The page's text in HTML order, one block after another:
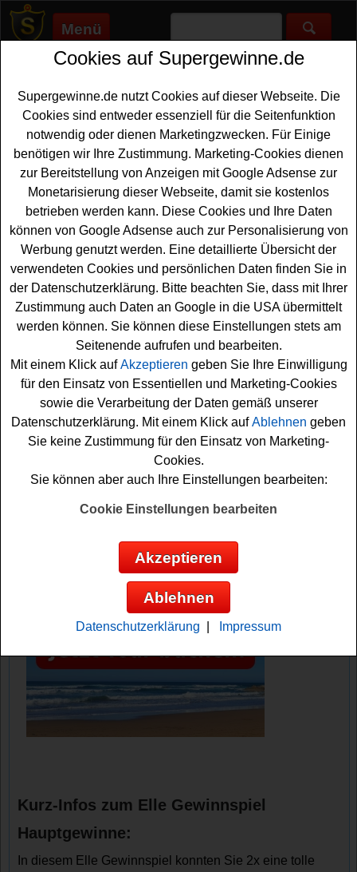
Menü
Supergewinne.de>Gewinnspiele>Technik Gewinnspiele>
Anzeige:
Anzeige:
Elle Gewinnspiel - hochwertige
Lampe gewinnen
Wer gern eine tolle Lampe gewinnen möchte, sollte an
diesem kostenlosen Elle Gewinnspiel teilnehmen.
Verlost wird zweimal die Designer-Leuchte Chaumont
von DCW editions im Wert von ca. 550 Euro. Falls Sie
eine solche, hochwertige Lampe gewinnen möchten,
sollten Sie flink an dem Gewinnspiel von Elle teilnehmen
und Ihr Glück versuchen. Vielleicht klappt es ja? Auf
jeden Fall sind die Daumen schon gedrückt! Viel Erfolg!
Elle verlost 2x eine tolle Lampe - die
Designer-Leuchte Chaumont von DCW
Kurz-Infos zum Elle Gewinnspiel
Hauptgewinne:
In diesem Elle Gewinnspiel konnten Sie 2x eine tolle
Cookies auf Supergewinne.de
Supergewinne.de nutzt Cookies auf dieser Webseite. Die
Cookies sind entweder essenziell für die Seitenfunktion
notwendig oder dienen Marketingzwecken. Für Einige
benötigen wir Ihre Zustimmung. Marketing-Cookies dienen
zur Bereitstellung von Anzeigen mit Google Adsense zur
Monetarisierung dieser Webseite, damit sie kostenlos
betrieben werden kann. Diese Cookies und Ihre Daten
können von Google Adsense auch zur Personalisierung von
Werbung genutzt werden. Eine detaillierte Übersicht der
verwendeten Cookies und persönlichen Daten finden Sie in
der Datenschutzerklärung. Bitte beachten Sie, dass mit Ihrer
Zustimmung auch Daten an Google in die USA übermittelt
werden können. Sie können diese Einstellungen stets am
Seitenende aufrufen und bearbeiten.
Mit einem Klick aufAkzeptieren geben Sie Ihre Einwilligung
für den Einsatz von Essentiellen und Marketing-Cookies
sowie die Verarbeitung der Daten gemäß unserer
Datenschutzerklärung. Mit einem Klick aufAblehnen geben
Sie keine Zustimmung für den Einsatz von Marketing-
Cookies.
Sie können aber auch Ihre Einstellungen bearbeiten:
Cookie Einstellungen bearbeiten
Akzeptieren
Ablehnen
Datenschutzerklärung Impressum